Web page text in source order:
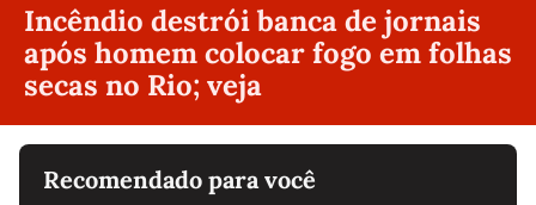
Incêndio destrói banca de jornais
após homem colocar fogo em folhas
secas no Rio; veja
Recomendado para você